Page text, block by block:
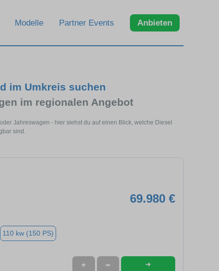
Modelle Partner Events Anbieten
im Umkreis suchen
im regionalen Angebot
Jahreswagen - hier siehst du auf einen Blick, welche Diesel
sind.
69.980 €
110 kw (150 PS)
★ ➦ ➜